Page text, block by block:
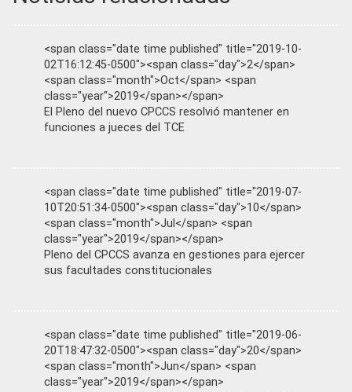
<span class="date time published" title="2019-10-
02T16:12:45-0500"><span class="day">2</span>
<span class="month">Oct</span> <span
class="year">2019</span></span>
El Pleno del nuevo CPCCS resolvió mantener en
funciones a jueces del TCE
<span class="date time published" title="2019-07-
10T20:51:34-0500"><span class="day">10</span>
<span class="month">Jul</span> <span
class="year">2019</span></span>
Pleno del CPCCS avanza en gestiones para ejercer
sus facultades constitucionales
<span class="date time published" title="2019-06-
20T18:47:32-0500"><span class="day">20</span>
<span class="month">Jun</span> <span
class="year">2019</span></span>